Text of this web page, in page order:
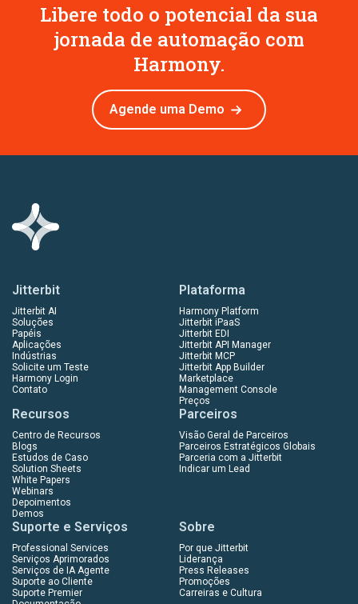
Libere todo o potencial da sua
jornada de automação com
Harmony.
Agende uma Demo
Jitterbit
Jitterbit AI
Soluções
Papéis
Aplicações
Indústrias
Solicite um Teste
Harmony Login
Contato
Plataforma
Harmony Platform
Jitterbit iPaaS
Jitterbit EDI
Jitterbit API Manager
Jitterbit MCP
Jitterbit App Builder
Marketplace
Management Console
Preços
Recursos
Centro de Recursos
Blogs
Estudos de Caso
Solution Sheets
White Papers
Webinars
Depoimentos
Demos
Parceiros
Visão Geral de Parceiros
Parceiros Estratégicos Globais
Parceria com a Jitterbit
Indicar um Lead
Suporte e Serviços
Professional Services
Serviços Aprimorados
Serviços de IA Agente
Suporte ao Cliente
Suporte Premier
Sobre
Por que Jitterbit
Liderança
Press Releases
Promoções
Carreiras e Cultura